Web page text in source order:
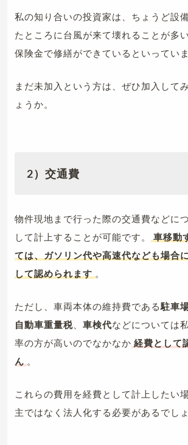
私の知り合いの投資家は、ちょうど設
たところに台風が来て壊れることが多
保険金で修繕ができているといっていま
まだ未加入という方は、ぜひ加入して
ょうか。
2）交通費
物件現地まで行った際の交通費などに
して計上することが可能です。
車移動
ては、ガソリン代や高速代なども場合
して認められます
ただし、車両本体の維持費である駐車
自動車重量税
車検代などについては
率の方が高いのでなかなか 経費として
ん
これらの費用を経費として計上したい
主ではなく法人化する必要があるでしょ